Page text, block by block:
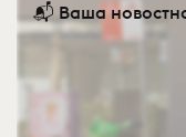
📬 Ваша